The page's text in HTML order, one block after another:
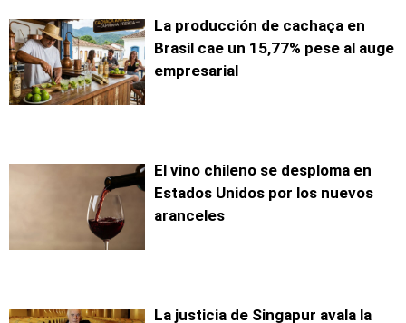
La producción de cachaça en
Brasil cae un 15,77% pese al auge
empresarial
El vino chileno se desploma en
Estados Unidos por los nuevos
aranceles
La justicia de Singapur avala la